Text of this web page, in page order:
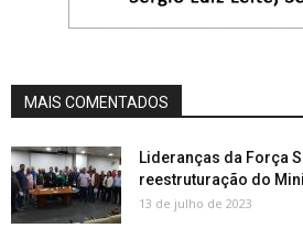
MAIS COMENTADOS
Lideranças da Força
reestruturação do
13 de julho de 2023